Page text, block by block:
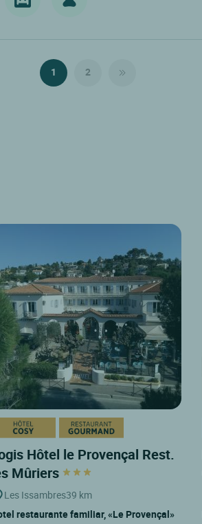
1 2
Hôtel le Provençal Rest.
Mûriers
Les Issambres39 km
restaurante familiar, «Le Provençal»